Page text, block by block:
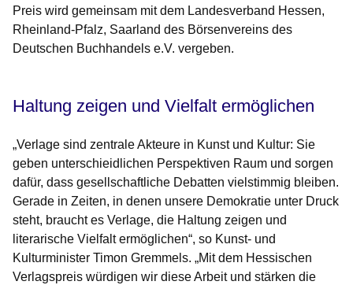
Preis wird gemeinsam mit dem Landesverband Hessen,
Rheinland-Pfalz, Saarland des Börsenvereins des
Deutschen Buchhandels e.V. vergeben.
Haltung zeigen und Vielfalt ermöglichen
„Verlage sind zentrale Akteure in Kunst und Kultur: Sie
geben unterschieidlichen Perspektiven Raum und sorgen
dafür, dass gesellschaftliche Debatten vielstimmig bleiben.
Gerade in Zeiten, in denen unsere Demokratie unter Druck
steht, braucht es Verlage, die Haltung zeigen und
literarische Vielfalt ermöglichen“, so Kunst- und
Kulturminister Timon Gremmels. „Mit dem Hessischen
Verlagspreis würdigen wir diese Arbeit und stärken die